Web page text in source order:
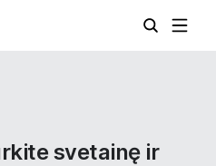
svetainę ir